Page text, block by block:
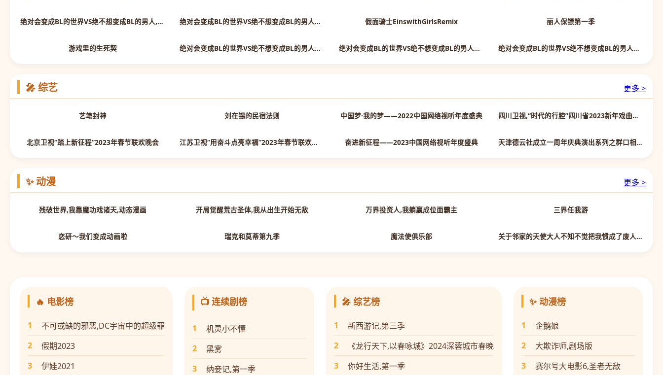
绝对会变成BL的世界VS绝不想变成BL的男人,第三季 绝对会变成BL的世界VS绝不想变成BL的男人最终章 假面骑士EinswithGirlsRemix 丽人保镖第一季
游戏里的生死契 绝对会变成BL的世界VS绝不想变成BL的男人第二季 绝对会变成BL的世界VS绝不想变成BL的男人2024 绝对会变成BL的世界VS绝不想变成BL的男人第三季
🎤 综艺 更多 >
先导片
艺笔封神
第5期
刘在锡的民宿法则
第2期
中国梦·我的梦——2022中国网络视听年度盛典
正片
四川卫视,“时代的行腔”四川省2023新年戏曲音乐会
北京卫视“踏上新征程”2023年春节联欢晚会 江苏卫视“用奋斗点亮幸福”2023年春节联欢晚会 奋进新征程——2023中国网络视听年度盛典 天津德云社成立一周年庆典演出系列之群口相声专场
✨ 动漫 更多 >
第19集
残破世界,我靠魔功戏诸天,动态漫画
第70集已完结
开局觉醒荒古圣体,我从出生开始无敌
第82集已完结
万界投资人,我躺赢成位面霸主
第15集已完结
三界任我游
恋研～我们变成动画啦 瑞克和莫蒂第九季 魔法使俱乐部 关于邻家的天使大人不知不觉把我惯成了废人这档子事第二季
🔥 电影榜
1
不可或缺的邪恶,DC宇宙中的超级罪
2
假期2023
3
伊娃2021
📺 连续剧榜
1
机灵小不懂
2
黑雾
3
纳妾记,第一季
🎤 综艺榜
1
新西游记,第三季
2
《龙行天下,以春咏城》2024深蓉城市春晚
3
你好生活,第一季
✨ 动漫榜
1
企鹅娘
2
大欺诈师,剧场版
3
赛尔号大电影6,圣者无敌